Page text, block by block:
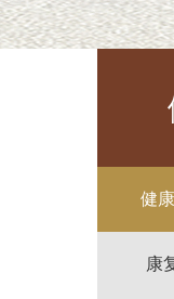
健
康